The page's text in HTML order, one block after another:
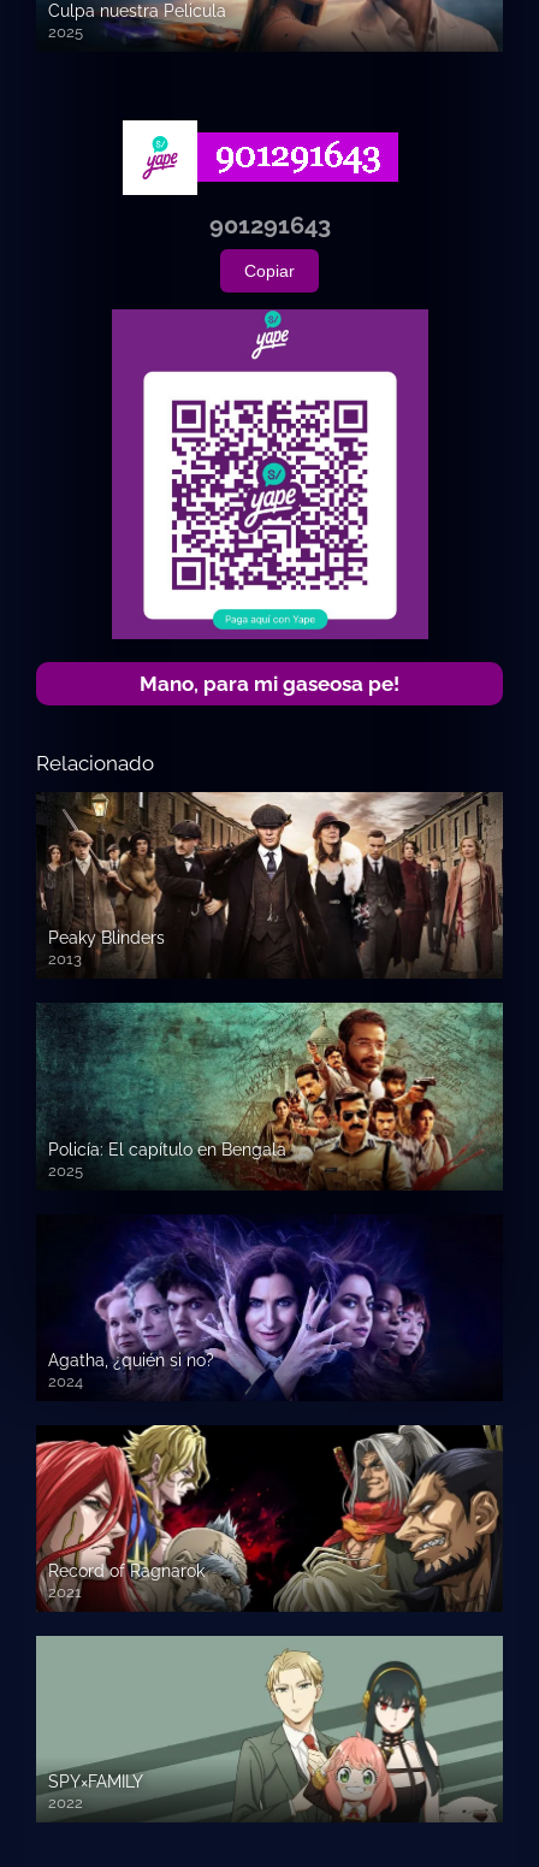
Culpa nuestra Pelicula
2025
720p HD
901291643
Copiar
Mano, para mi gaseosa pe!
Relacionado
Peaky Blinders
2013
Policía: El capítulo en Bengala
2025
Agatha, ¿quién si no?
2024
Record of Ragnarok
2021
SPY×FAMILY
2022